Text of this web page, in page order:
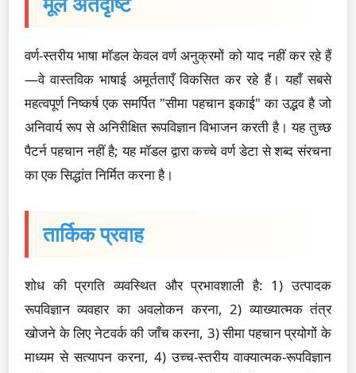
वर्ण-स्तरीय भाषा मॉडल केवल वर्ण अनुक्रमों को याद नहीं कर रहे हैं
—वे वास्तविक भाषाई अमूर्तताएँ विकसित कर रहे हैं। यहाँ सबसे
महत्वपूर्ण निष्कर्ष एक समर्पित "सीमा पहचान इकाई" का उद्भव है जो
अनिवार्य रूप से अनिरीक्षित रूपविज्ञान विभाजन करती है। यह तुच्छ
पैटर्न पहचान नहीं है; यह मॉडल द्वारा कच्चे वर्ण डेटा से शब्द संरचना
का एक सिद्धांत निर्मित करना है।
तार्किक प्रवाह
शोध की प्रगति व्यवस्थित और प्रभावशाली है: 1) उत्पादक
रूपविज्ञान व्यवहार का अवलोकन करना, 2) व्याख्यात्मक तंत्र
खोजने के लिए नेटवर्क की जाँच करना, 3) सीमा पहचान प्रयोगों के
माध्यम से सत्यापन करना, 4) उच्च-स्तरीय वाक्यात्मक-रूपविज्ञान